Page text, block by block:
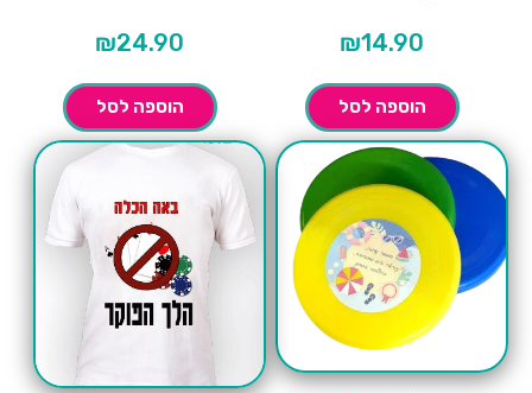
₪14.90
הוספה לסל
₪24.90
הוספה לסל